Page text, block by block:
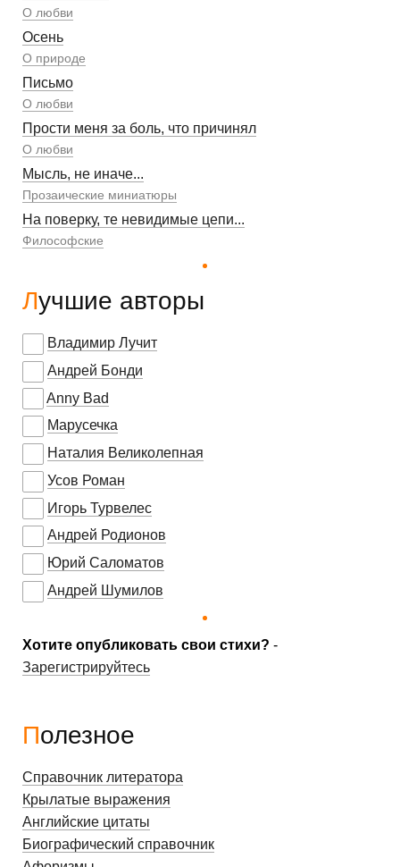
О любви
Осень
О природе
Письмо
О любви
Прости меня за боль, что причинял
О любви
Мысль, не иначе...
Прозаические миниатюры
На поверку, те невидимые цепи...
Философские
Лучшие авторы
Владимир Лучит
Андрей Бонди
Anny Bad
Марусечка
Наталия Великолепная
Усов Роман
Игорь Турвелес
Андрей Родионов
Юрий Саломатов
Андрей Шумилов
Хотите опубликовать свои стихи? -
Зарегистрируйтесь
Полезное
Справочник литератора
Крылатые выражения
Английские цитаты
Биографический справочник